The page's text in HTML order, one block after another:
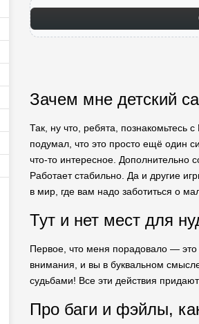
Зачем мне детский
Так, ну что, ребята, познакомьтесь
подумал, что это просто ещё один
что-то интересное. Дополнительно
Работает стабильно. Да и другие
в мир, где вам надо заботиться о
Тут и нет мест для
Первое, что меня порадовало — это
внимания, и вы в буквальном
судьбами! Все эти действия
Про баги и фэйлы,